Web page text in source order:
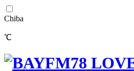
Chiba
℃